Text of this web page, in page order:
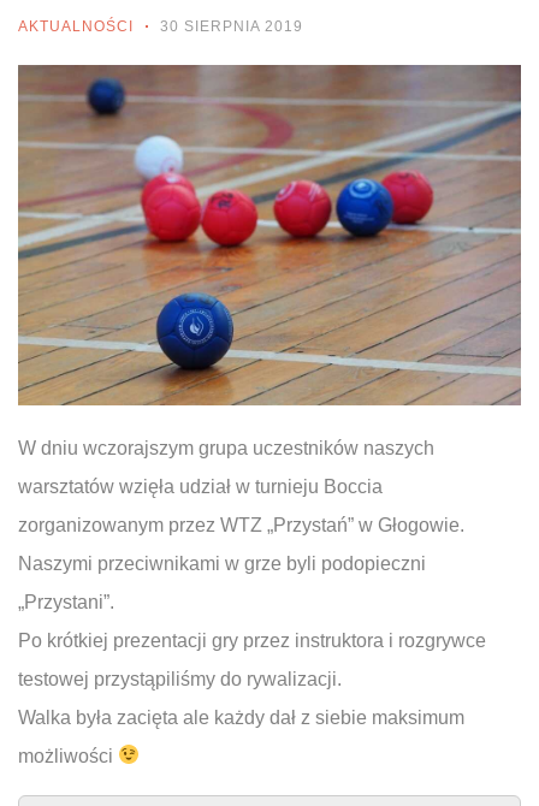
AKTUALNOŚCI 30 SIERPNIA 2019
W dniu wczorajszym grupa uczestników naszych
warsztatów wzięła udział w turnieju Boccia
zorganizowanym przez WTZ „Przystań” w Głogowie.
Naszymi przeciwnikami w grze byli podopieczni
„Przystani”.
Po krótkiej prezentacji gry przez instruktora i rozgrywce
testowej przystąpiliśmy do rywalizacji.
Walka była zacięta ale każdy dał z siebie maksimum
możliwości